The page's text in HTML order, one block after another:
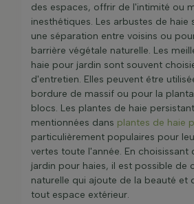
fin de l'automne et, si
paillis autour de la base de la
Taillage
Une fois les plantes bien établies,
bois en été pour favoriser la
branches. Lorsque l'hiver arrive,
favoriser la croissance des pousses.
Taillez les haies régulièrement,
dans du vieux bois car cela pourrait
branches sans rien.
Taillez les côtés deshaies de
les rendre épais et touffus
des espaces, offrir de l'intimité ou
inesthétiques. Les arbustes de haie
une séparation entre voisins ou
barrière végétale naturelle. Les
haie pour jardin sont souvent
d'entretien. Elles peuvent être
bordure de massif ou pour la
blocs. Les plantes de haie
mentionnées dans plantes de haie
particulièrement populaires pour
vertes toute l'année. En choisissant
jardin pour haies, il est possible de
naturelle qui ajoute de la beauté et
tout espace extérieur.